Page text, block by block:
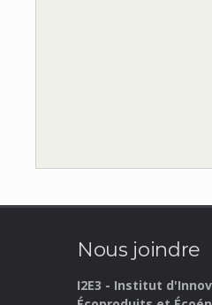
Nous joindre
I2E3 - Institut